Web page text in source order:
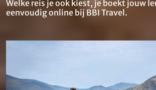
Welke reis je ook kiest, je boekt jouw
eenvoudig online bij BBI Travel.